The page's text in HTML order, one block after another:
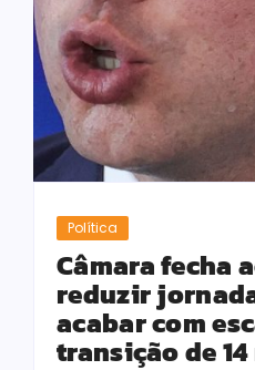
Política
Câmara fecha
reduzir
acabar com
transição de 14